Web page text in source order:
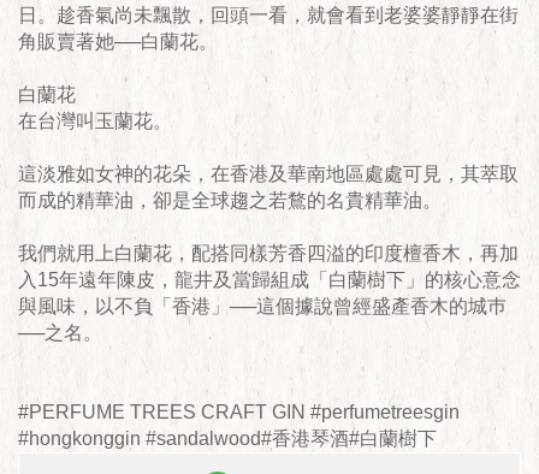
日。趁香氣尚未飄散，回頭一看，就會看到老婆婆靜靜在街
角販賣著她──白蘭花。
白蘭花
在台灣叫玉蘭花。
這淡雅如女神的花朵，在香港及華南地區處處可見，其萃取
而成的精華油，卻是全球趨之若鶩的名貴精華油。
我們就用上白蘭花，配搭同樣芳香四溢的印度檀香木，再加
入15年遠年陳皮，龍井及當歸組成「白蘭樹下」的核心意念
與風味，以不負「香港」──這個據說曾經盛產香木的城巿
──之名。
#PERFUME TREES CRAFT GIN #perfumetreesgin
#hongkonggin #sandalwood#香港琴酒#白蘭樹下